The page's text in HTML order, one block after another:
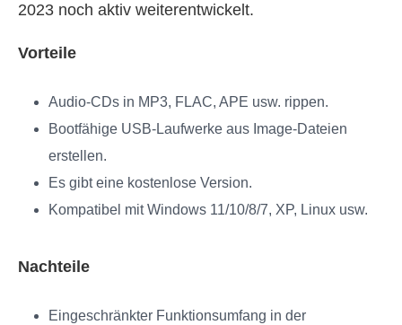
2023 noch aktiv weiterentwickelt.
Vorteile
Audio-CDs in MP3, FLAC, APE usw. rippen.
Bootfähige USB-Laufwerke aus Image-Dateien
erstellen.
Es gibt eine kostenlose Version.
Kompatibel mit Windows 11/10/8/7, XP, Linux usw.
Nachteile
Eingeschränkter Funktionsumfang in der